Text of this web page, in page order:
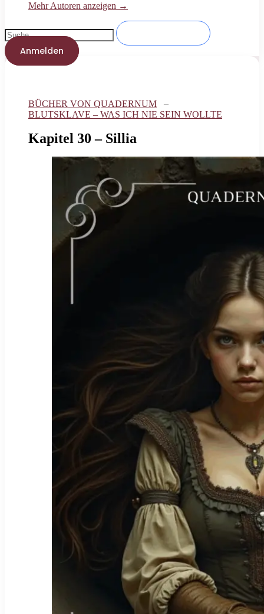
Mehr Autoren anzeigen →
Anmelden
BÜCHER VON QUADERNUM –
BLUTSKLAVE – WAS ICH NIE SEIN WOLLTE
Kapitel 30 – Sillia